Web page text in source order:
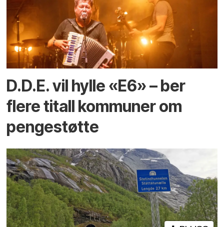
D.D.E. vil hylle «E6» – ber
flere titall kommuner om
pengestøtte